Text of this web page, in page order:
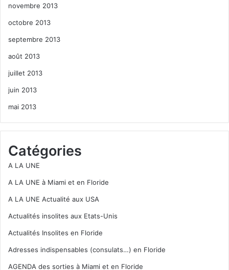
novembre 2013
octobre 2013
septembre 2013
août 2013
juillet 2013
juin 2013
mai 2013
Catégories
A LA UNE
A LA UNE à Miami et en Floride
A LA UNE Actualité aux USA
Actualités insolites aux Etats-Unis
Actualités Insolites en Floride
Adresses indispensables (consulats…) en Floride
AGENDA des sorties à Miami et en Floride